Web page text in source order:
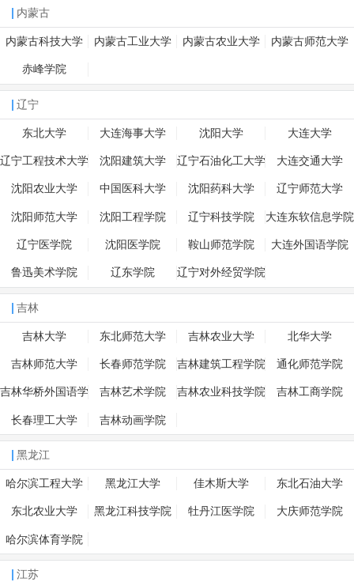
内蒙古
内蒙古科技大学 内蒙古工业大学 内蒙古农业大学 内蒙古师范大学
赤峰学院
辽宁
东北大学 大连海事大学 沈阳大学 大连大学
辽宁工程技术大学 沈阳建筑大学 辽宁石油化工大学 大连交通大学
沈阳农业大学 中国医科大学 沈阳药科大学 辽宁师范大学
沈阳师范大学 沈阳工程学院 辽宁科技学院 大连东软信息学院
辽宁医学院 沈阳医学院 鞍山师范学院 大连外国语学院
鲁迅美术学院 辽东学院 辽宁对外经贸学院
吉林
吉林大学 东北师范大学 吉林农业大学 北华大学
吉林师范大学 长春师范学院 吉林建筑工程学院 通化师范学院
吉林华桥外国语学
院
吉林艺术学院 吉林农业科技学院 吉林工商学院
长春理工大学 吉林动画学院
黑龙江
哈尔滨工程大学 黑龙江大学 佳木斯大学 东北石油大学
东北农业大学 黑龙江科技学院 牡丹江医学院 大庆师范学院
哈尔滨体育学院
江苏